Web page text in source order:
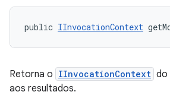
public IInvocationContext
Retorna o IInvocationContext do
aos resultados.